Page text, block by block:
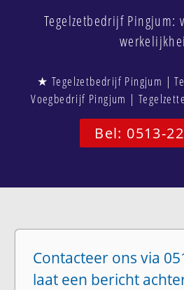
Tegelzetbedrijf Pingjum:
★ Tegelzetbedrijf Pingjum |
Voegbedrijf Pingjum |
Bel: 0513-
Contacteer ons via
laat een bericht